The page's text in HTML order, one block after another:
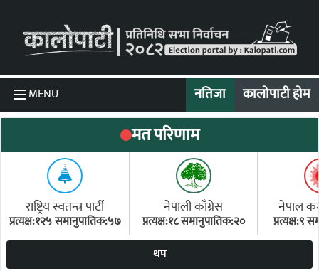
MENU नतिजा कालोपाटी होम
मत परिणाम
राष्ट्रिय स्वतन्त्र पार्टी
प्रत्यक्ष:१२५ समानुपातिक:५७
नेपाली काँग्रेस
प्रत्यक्ष:१८ समानुपातिक:२०
नेपाल
प्रत्यक्ष:९
थप